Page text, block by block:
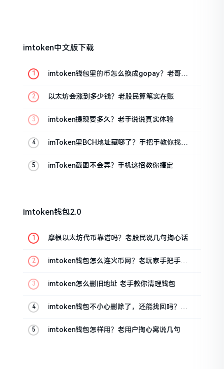
imtoken中文版下载
imtoken钱包里的币怎么换成gopay？老哥手
以太坊会涨到多少钱？老股民算笔实在账
imtoken提现要多久？老手说说真实体验
imToken里BCH地址藏哪了？手把手教你找对
imToken截图不会弄？手机这招教你搞定
imtoken钱包2.0
摩根以太坊代币靠谱吗？老股民说几句掏心话
imtoken钱包怎么连火币网？老玩家手把手教
imtoken怎么删旧地址 老手教你清理钱包
imtoken钱包不小心删除了，还能找回吗？手
imtoken钱包怎样用？老用户掏心窝说几句